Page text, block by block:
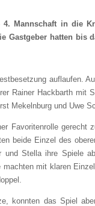
Mannschaft in die
Gastgeber hatten
auflaufen.
Rainer Hackbarth mit
Mekelnburg und Uwe
Favoritenrolle gerecht
beide Einzel des
und Stella ihre Spiele
mit klaren
konnten das Spiel